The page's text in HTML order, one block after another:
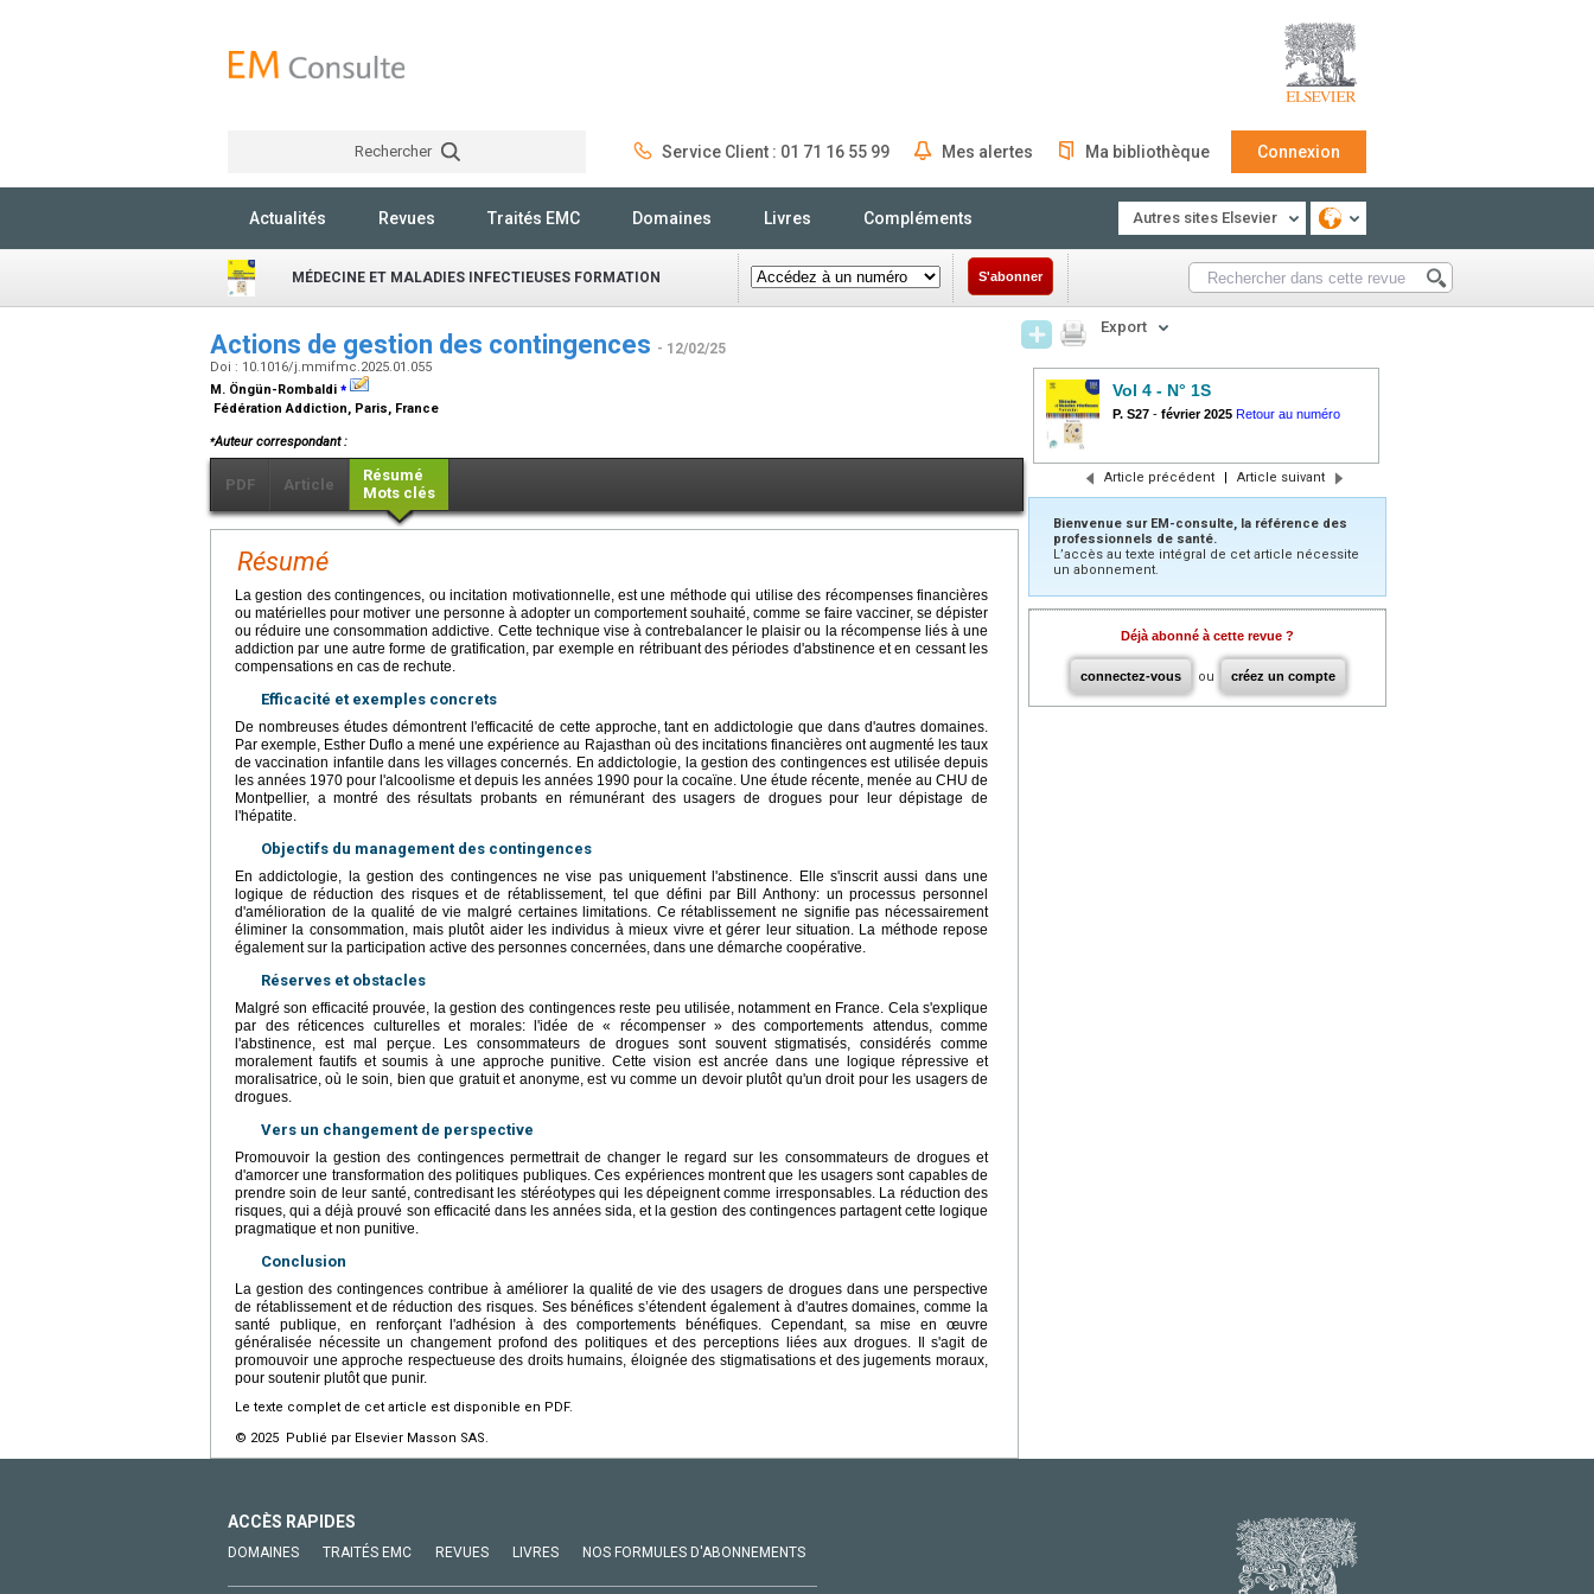
Rechercher Service Client : 01 71 16 55 99 Mes alertes Ma bibliothèque Connexion
Actualités Revues Traités EMC Domaines Livres Compléments Autres sites Elsevier
MÉDECINE ET MALADIES INFECTIEUSES FORMATION S'abonner
Actions de gestion des contingences - 12/02/25
Doi : 10.1016/j.mmifmc.2025.01.055
M. Öngün-Rombaldi ⁎
Fédération Addiction, Paris, France
⁎Auteur correspondant :
PDF Article
Résumé
Mots clés
Résumé
La gestion des contingences, ou incitation motivationnelle, est une méthode qui utilise des récompenses financières
ou matérielles pour motiver une personne à adopter un comportement souhaité, comme se faire vacciner, se dépister
ou réduire une consommation addictive. Cette technique vise à contrebalancer le plaisir ou la récompense liés à une
addiction par une autre forme de gratification, par exemple en rétribuant des périodes d'abstinence et en cessant les
compensations en cas de rechute.
Efficacité et exemples concrets
De nombreuses études démontrent l'efficacité de cette approche, tant en addictologie que dans d'autres domaines.
Par exemple, Esther Duflo a mené une expérience au Rajasthan où des incitations financières ont augmenté les taux
de vaccination infantile dans les villages concernés. En addictologie, la gestion des contingences est utilisée depuis
les années 1970 pour l'alcoolisme et depuis les années 1990 pour la cocaïne. Une étude récente, menée au CHU de
Montpellier, a montré des résultats probants en rémunérant des usagers de drogues pour leur dépistage de
l'hépatite.
Objectifs du management des contingences
En addictologie, la gestion des contingences ne vise pas uniquement l'abstinence. Elle s'inscrit aussi dans une
logique de réduction des risques et de rétablissement, tel que défini par Bill Anthony: un processus personnel
d'amélioration de la qualité de vie malgré certaines limitations. Ce rétablissement ne signifie pas nécessairement
éliminer la consommation, mais plutôt aider les individus à mieux vivre et gérer leur situation. La méthode repose
également sur la participation active des personnes concernées, dans une démarche coopérative.
Réserves et obstacles
Malgré son efficacité prouvée, la gestion des contingences reste peu utilisée, notamment en France. Cela s'explique
par des réticences culturelles et morales: l'idée de « récompenser » des comportements attendus, comme
l'abstinence, est mal perçue. Les consommateurs de drogues sont souvent stigmatisés, considérés comme
moralement fautifs et soumis à une approche punitive. Cette vision est ancrée dans une logique répressive et
moralisatrice, où le soin, bien que gratuit et anonyme, est vu comme un devoir plutôt qu'un droit pour les usagers de
drogues.
Vers un changement de perspective
Promouvoir la gestion des contingences permettrait de changer le regard sur les consommateurs de drogues et
d'amorcer une transformation des politiques publiques. Ces expériences montrent que les usagers sont capables de
prendre soin de leur santé, contredisant les stéréotypes qui les dépeignent comme irresponsables. La réduction des
risques, qui a déjà prouvé son efficacité dans les années sida, et la gestion des contingences partagent cette logique
pragmatique et non punitive.
Conclusion
La gestion des contingences contribue à améliorer la qualité de vie des usagers de drogues dans une perspective
de rétablissement et de réduction des risques. Ses bénéfices s’étendent également à d'autres domaines, comme la
santé publique, en renforçant l'adhésion à des comportements bénéfiques. Cependant, sa mise en œuvre
généralisée nécessite un changement profond des politiques et des perceptions liées aux drogues. Il s'agit de
promouvoir une approche respectueuse des droits humains, éloignée des stigmatisations et des jugements moraux,
pour soutenir plutôt que punir.
Le texte complet de cet article est disponible en PDF.
© 2025 Publié par Elsevier Masson SAS.
Export
Vol 4 - N° 1S
P. S27 - février 2025 Retour au numéro
Article précédent | Article suivant
Bienvenue sur EM-consulte, la référence des
professionnels de santé.
L’accès au texte intégral de cet article nécessite
un abonnement.
Déjà abonné à cette revue ?
connectez-vous ou créez un compte
ACCÈS RAPIDES
DOMAINES TRAITÉS EMC REVUES LIVRES NOS FORMULES D'ABONNEMENTS